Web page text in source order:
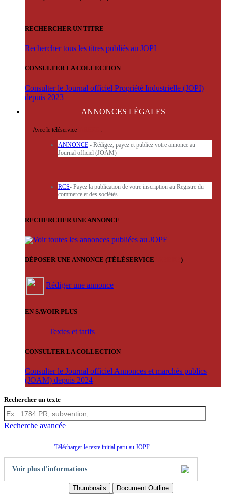
RECHERCHER UN TITRE
Rechercher tous les titres publiés au JOPI
CONSULTER LA COLLECTION
Consulter le Journal officiel Propriété Industrielle (JOPI)
depuis 2023
ANNONCES LÉGALES
Avec le téléservice :
ANNONCE - Rédigez, payez et publiez votre annonce au
Journal officiel (JOAM)
RCS- Payez la publication de votre inscription au Registre du
commerce et des sociétés.
RECHERCHER UNE ANNONCE
Voir toutes les annonces publiées au JOPF
DÉPOSER UNE ANNONCE (TÉLÉSERVICE )
Rédiger une annonce
EN SAVOIR PLUS
Textes et tarifs
CONSULTER LA COLLECTION
Consulter le Journal officiel Annonces et marchés publics
(JOAM) depuis 2024
Rechercher un texte
Recherche avancée
Télécharger le texte initial paru au JOPF
Voir plus d'informations
Thumbnails
Document Outline